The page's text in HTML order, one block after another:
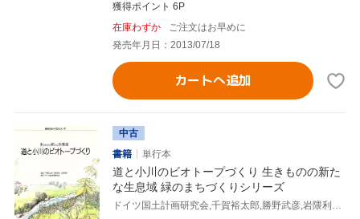
獲得ポイント 6P
在庫わずか
ご注文はお早めに
発売年月日：2013/07/18
カートへ追加
中古
書籍
単行本
道と小川のビオトープづくり 生きものの新た
な生息域 緑のまちづくりシリーズ
ドイツ国土計画研究会,千賀裕太郎,勝野武彦,岩隈利輝,バイエルン州内務省建設局